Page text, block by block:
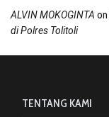
ALVIN MOKOGINTA on
di Polres Tolitoli
TENTANG KAMI